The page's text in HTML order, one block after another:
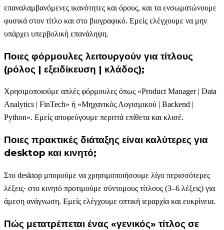
επαναλαμβανόμενες ικανότητες και όρους, και τα ενσωματώνουμε
φυσικά στον τίτλο και στο βιογραφικό. Εμείς ελέγχουμε να μην
υπάρχει υπερβολική επανάληψη.
Ποιες φόρμουλες λειτουργούν για τίτλους
(ρόλος | εξειδίκευση | κλάδος);
Χρησιμοποιούμε απλές φόρμουλες όπως «Product Manager | Data
Analytics | FinTech» ή «Μηχανικός Λογισμικού | Backend |
Python». Εμείς αποφεύγουμε περιττά επίθετα και κλισέ.
Ποιες πρακτικές διάταξης είναι καλύτερες για
desktop και κινητό;
Στο desktop μπορούμε να χρησιμοποιήσουμε λίγο περισσότερες
λέξεις· στο κινητό προτιμούμε σύντομους τίτλους (3–6 λέξεις) για
άμεση ανάγνωση. Εμείς ελέγχουμε οπτική ιεραρχία και ευκρίνεια.
Πώς μετατρέπεται ένας «γενικός» τίτλος σε